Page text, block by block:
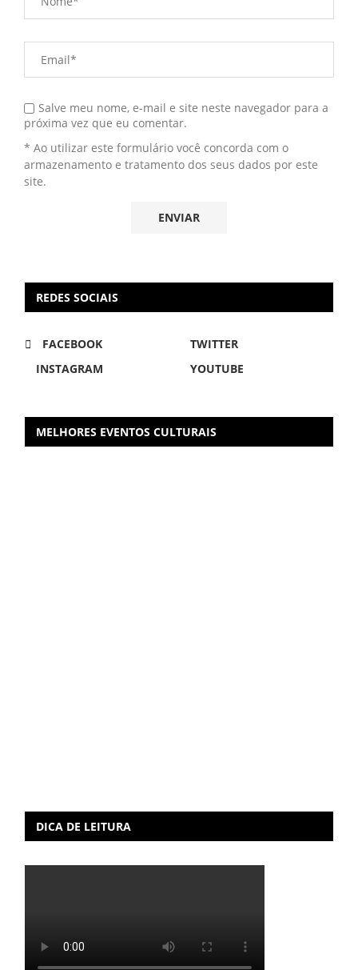
Salve meu nome, e-mail e site neste navegador para a
próxima vez que eu comentar.
* Ao utilizar este formulário você concorda com o
armazenamento e tratamento dos seus dados por este
site.
REDES SOCIAIS
FACEBOOK
TWITTER
INSTAGRAM
YOUTUBE
MELHORES EVENTOS CULTURAIS
DICA DE LEITURA